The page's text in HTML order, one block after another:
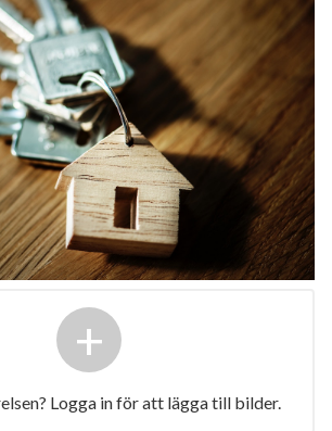
+
Logga in för att lägga till bilder.